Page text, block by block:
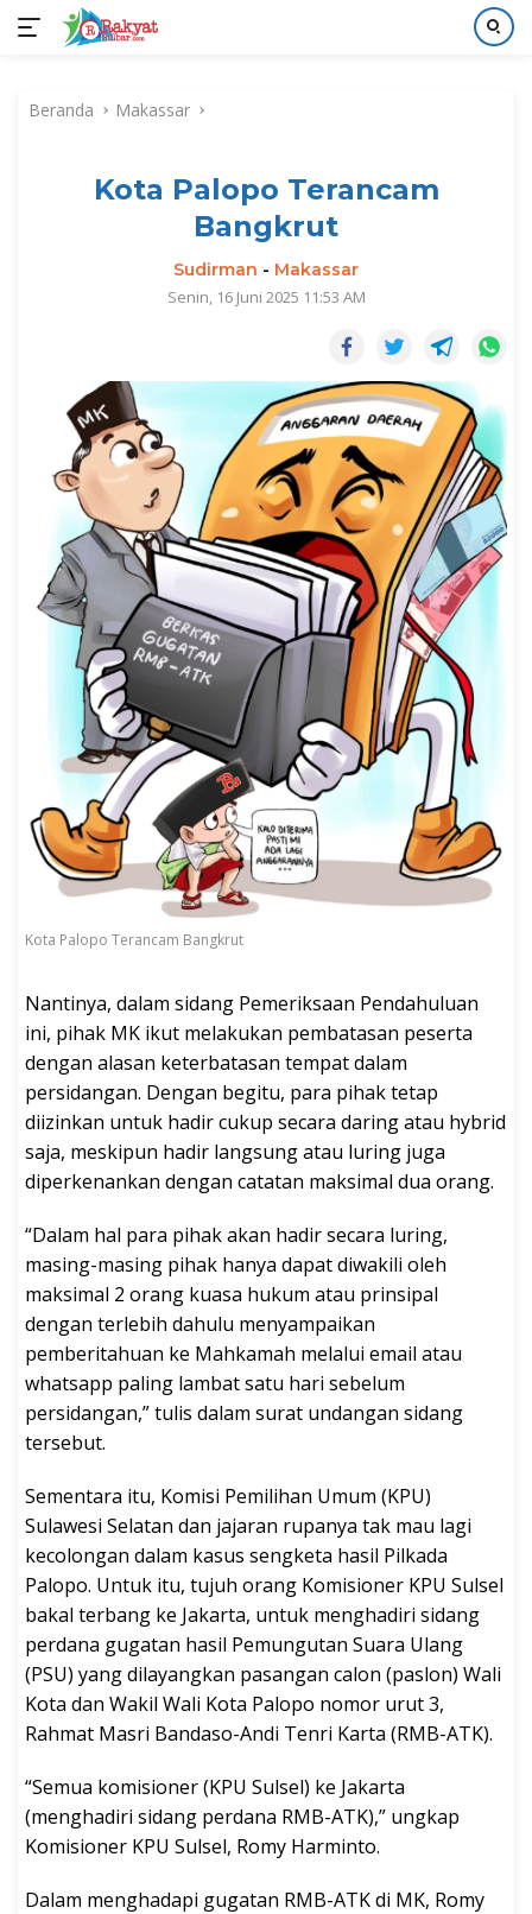
kontenBeranda Makassar
Kota Palopo Terancam
Bangkrut
Sudirman - Makassar
Senin, 16 Juni 2025 11:53 AM
Kota Palopo Terancam Bangkrut
Nantinya, dalam sidang Pemeriksaan Pendahuluan
ini, pihak MK ikut melakukan pembatasan peserta
dengan alasan keterbatasan tempat dalam
persidangan. Dengan begitu, para pihak tetap
diizinkan untuk hadir cukup secara daring atau hybrid
saja, meskipun hadir langsung atau luring juga
diperkenankan dengan catatan maksimal dua orang.
“Dalam hal para pihak akan hadir secara luring,
masing-masing pihak hanya dapat diwakili oleh
maksimal 2 orang kuasa hukum atau prinsipal
dengan terlebih dahulu menyampaikan
pemberitahuan ke Mahkamah melalui email atau
whatsapp paling lambat satu hari sebelum
persidangan,” tulis dalam surat undangan sidang
tersebut.
Sementara itu, Komisi Pemilihan Umum (KPU)
Sulawesi Selatan dan jajaran rupanya tak mau lagi
kecolongan dalam kasus sengketa hasil Pilkada
Palopo. Untuk itu, tujuh orang Komisioner KPU Sulsel
bakal terbang ke Jakarta, untuk menghadiri sidang
perdana gugatan hasil Pemungutan Suara Ulang
(PSU) yang dilayangkan pasangan calon (paslon) Wali
Kota dan Wakil Wali Kota Palopo nomor urut 3,
Rahmat Masri Bandaso-Andi Tenri Karta (RMB-ATK).
“Semua komisioner (KPU Sulsel) ke Jakarta
(menghadiri sidang perdana RMB-ATK),” ungkap
Komisioner KPU Sulsel, Romy Harminto.
Dalam menghadapi gugatan RMB-ATK di MK, Romy